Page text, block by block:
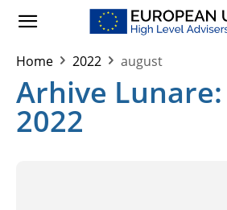
Home 2022 august
Arhive
2022